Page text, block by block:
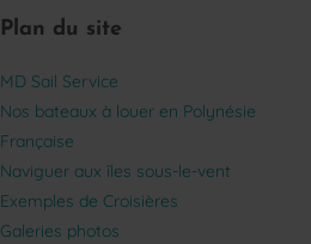
Plan du site
MD Sail Service
Nos bateaux à louer en Polynésie
Française
Naviguer aux îles sous-le-vent
Exemples de Croisières
Galeries photos